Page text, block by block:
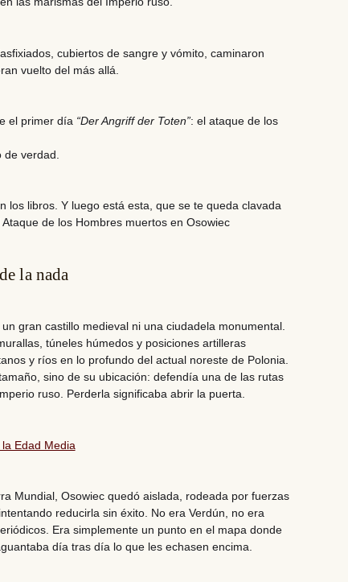
cubiertos de sangre y vómito, caminaron
vuelto del más allá.
el primer día “Der Angriff der Toten”: el ataque de los
verdad.
los libros. Y luego está esta, que se te queda clavada
de los Hombres muertos en Osowiec
la nada
gran castillo medieval ni una ciudadela monumental.
túneles húmedos y posiciones artilleras
y ríos en lo profundo del actual noreste de Polonia.
sino de su ubicación: defendía una de las rutas
ruso. Perderla significaba abrir la puerta.
Edad Media
Mundial, Osowiec quedó aislada, rodeada por fuerzas
reducirla sin éxito. No era Verdún, no era
Era simplemente un punto en el mapa donde
día tras día lo que les echasen encima.